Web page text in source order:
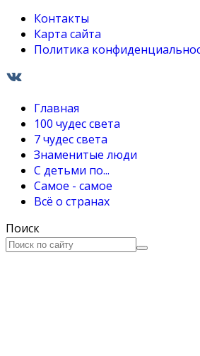
Контакты
Карта сайта
Политика
Главная
100 чудес света
7 чудес света
Знаменитые люди
С детьми по...
Самое - самое
Всё о странах
Поиск